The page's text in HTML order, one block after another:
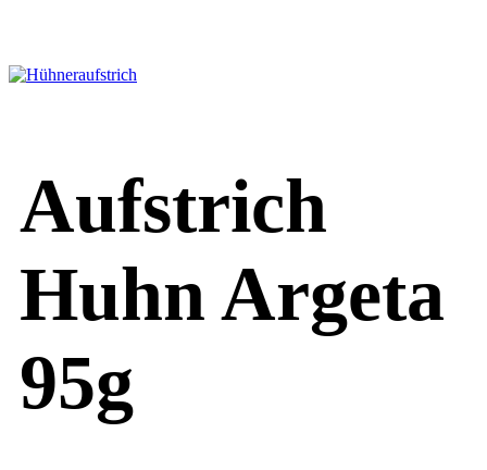
Aufstrich
Huhn Argeta
95g